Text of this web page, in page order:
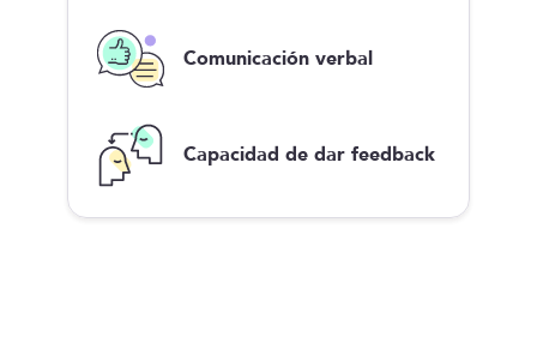
Comunicación verbal
Capacidad de dar feedback